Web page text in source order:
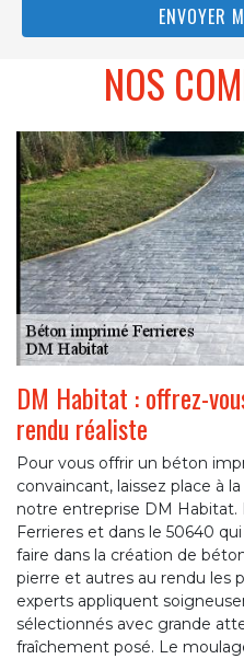
NOS
DM Habitat : offrez-
rendu réaliste
Pour vous offrir un béton
convaincant, laissez place à
notre entreprise DM Habitat.
Ferrieres et dans le 50640
faire dans la création de
pierre et autres au rendu les
experts appliquent
sélectionnés avec grande
fraîchement posé. Le